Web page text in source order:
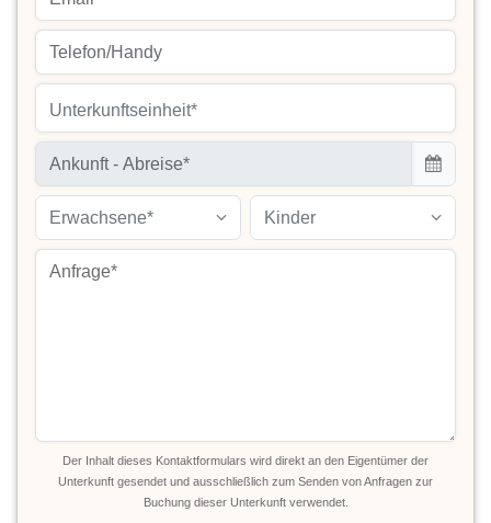
Unterkunftseinheit*
Erwachsene* Kinder
Der Inhalt dieses Kontaktformulars wird direkt an den Eigentümer der
Unterkunft gesendet und ausschließlich zum Senden von Anfragen zur
Buchung dieser Unterkunft verwendet.